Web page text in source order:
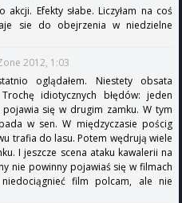
Efekty słabe. Liczyłam na coś
sie do obejrzenia w niedzielne
2012, 1:03
oglądałem. Niestety obsata
idiotycznych błędów: jeden
się w drugim zamku. W tym
w sen. W międzyczasie pościg
trafia do lasu. Potem wędrują wiele
I jeszcze scena ataku kawalerii na
nie powinny pojawiaś się w filmach
film polcam, ale nie